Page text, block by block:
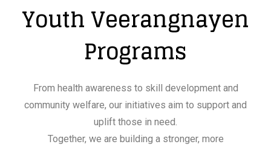
Youth Veerangnayen
Programs
From health awareness to skill development and
community welfare, our initiatives aim to support and
uplift those in need.
Together, we are building a stronger, more